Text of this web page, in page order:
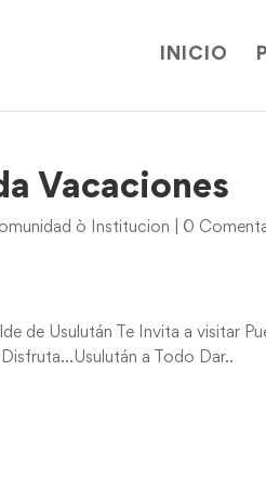
INICIO
Vacaciones
ò Institucion 0
de Usulután Te Invita a visitar
a Todo Dar..